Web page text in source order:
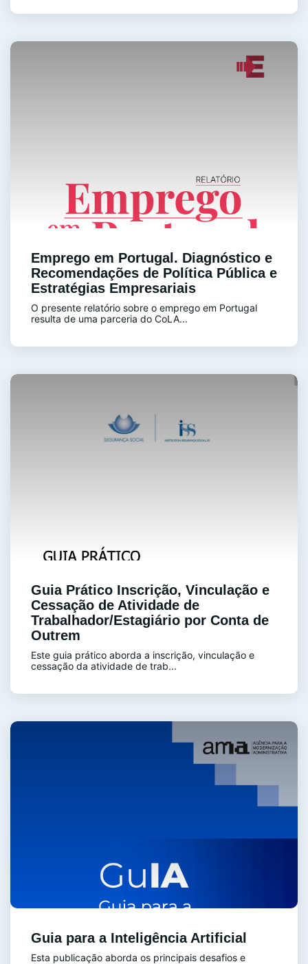
Emprego em Portugal. Diagnóstico e
Recomendações de Política Pública e
Estratégias Empresariais
O presente relatório sobre o emprego em Portugal
resulta de uma parceria do CoLA...
Guia Prático Inscrição, Vinculação e
Cessação de Atividade de
Trabalhador/Estagiário por Conta de
Outrem
Este guia prático aborda a inscrição, vinculação e
cessação da atividade de trab...
Guia para a Inteligência Artificial
Esta publicação aborda os principais desafios e